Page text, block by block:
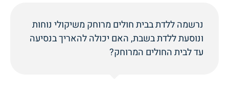
נרשמה ללדת בבית חולים מרוחק משיקולי נוחות
ונוסעת ללדת בשבת, האם יכולה להאריך בנסיעה
עד לבית החולים המרוחק?